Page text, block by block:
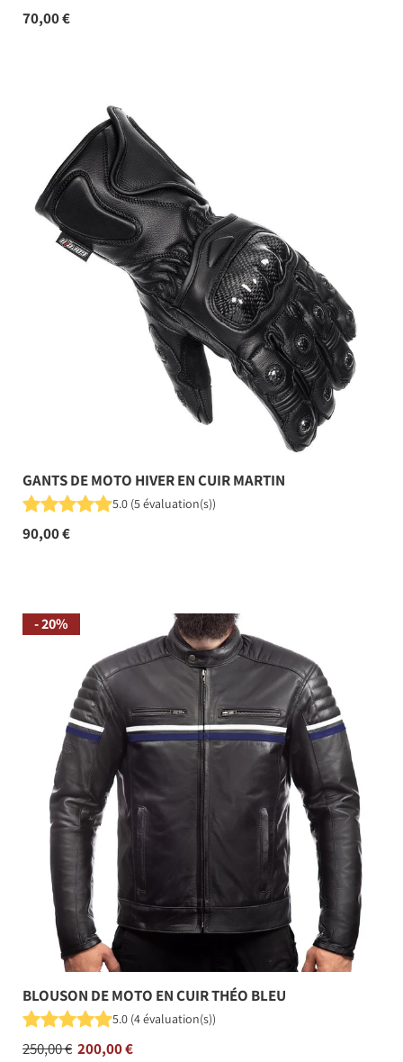
70,00 €
GANTS DE MOTO HIVER EN CUIR MARTIN
5.0 (5évaluation(s))
90,00 €
BLOUSON DE MOTO EN CUIR THÉO BLEU
5.0 (4évaluation(s))
Prix
250,00 € 200,00 €
- 20%